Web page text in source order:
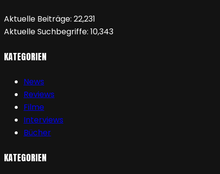
Aktuelle Beiträge: 22,231
Aktuelle Suchbegriffe: 10,343
KATEGORIEN
News
Reviews
Filme
Interviews
Bücher
KATEGORIEN